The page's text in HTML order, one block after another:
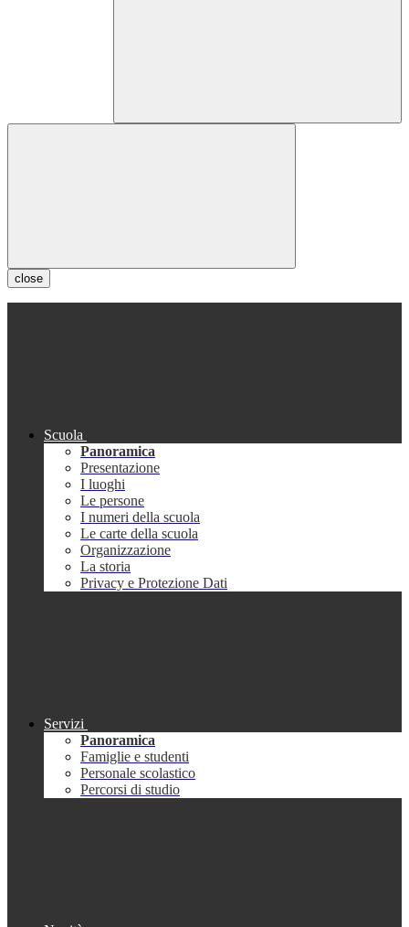
close
Scuola
Panoramica
Presentazione
I luoghi
Le persone
I numeri della scuola
Le carte della scuola
Organizzazione
La storia
Privacy e Protezione Dati
Servizi
Panoramica
Famiglie e studenti
Personale scolastico
Percorsi di studio